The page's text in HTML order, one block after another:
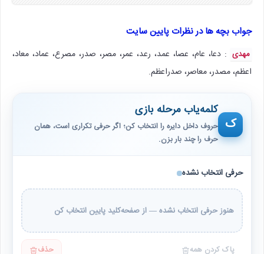
جواب بچه ها در نظرات پایین سایت
مهدی : دعا، عام، عصا، عمد، رعد، عمر، مصر، صدر، مصرع، عماد، معاد،
اعظم، مصدر، معاصر، صدراعظم.
ک
کلمه‌یاب مرحله بازی
حروف داخل دایره را انتخاب کن؛ اگر حرفی تکراری است، همان
حرف را چند بار بزن.
حرفی انتخاب نشده
هنوز حرفی انتخاب نشده — از صفحه‌کلید پایین انتخاب کن
پاک کردن همه حذف